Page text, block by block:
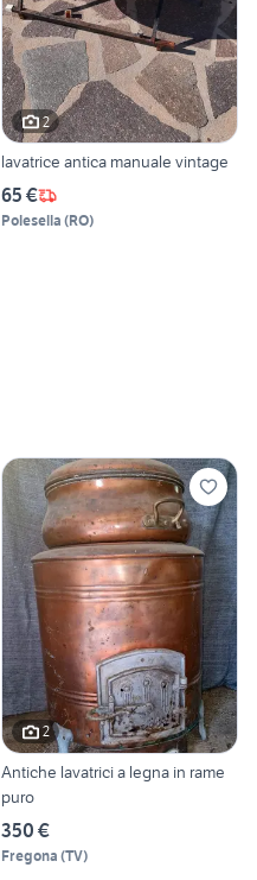
2
lavatrice antica manuale vintage
65 €
Polesella (RO)
2
Antiche lavatrici a legna in rame
puro
350 €
Fregona (TV)